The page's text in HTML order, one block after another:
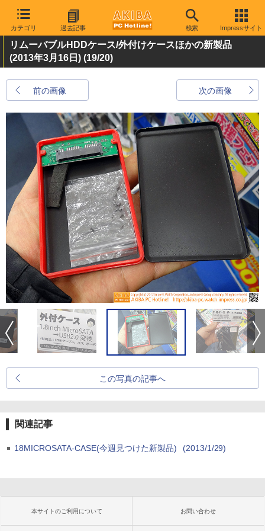
カテゴリ 過去記事 検索 Impressサイト
リムーバブルHDDケース/外付けケースほかの新製品
(2013年3月16日) (19/20)
前の画像 次の画像
この写真の記事へ
関連記事
18MICROSATA-CASE(今週見つけた新製品) (2013/1/29)
本サイトのご利用について お問い合わせ